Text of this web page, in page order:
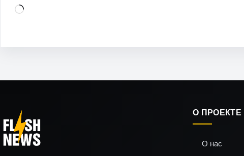
Загрузка…
О ПРОЕКТЕ
О нас